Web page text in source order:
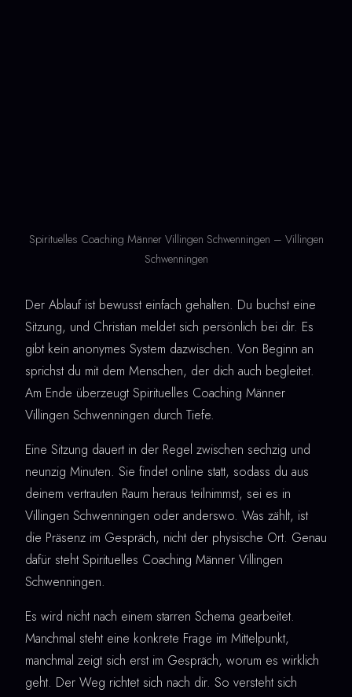
Spirituelles Coaching Männer Villingen Schwenningen – Villingen
Schwenningen
Der Ablauf ist bewusst einfach gehalten. Du buchst eine
Sitzung, und Christian meldet sich persönlich bei dir. Es
gibt kein anonymes System dazwischen. Von Beginn an
sprichst du mit dem Menschen, der dich auch begleitet.
Am Ende überzeugt Spirituelles Coaching Männer
Villingen Schwenningen durch Tiefe.
Eine Sitzung dauert in der Regel zwischen sechzig und
neunzig Minuten. Sie findet online statt, sodass du aus
deinem vertrauten Raum heraus teilnimmst, sei es in
Villingen Schwenningen oder anderswo. Was zählt, ist
die Präsenz im Gespräch, nicht der physische Ort. Genau
dafür steht Spirituelles Coaching Männer Villingen
Schwenningen.
Es wird nicht nach einem starren Schema gearbeitet.
Manchmal steht eine konkrete Frage im Mittelpunkt,
manchmal zeigt sich erst im Gespräch, worum es wirklich
geht. Der Weg richtet sich nach dir. So versteht sich